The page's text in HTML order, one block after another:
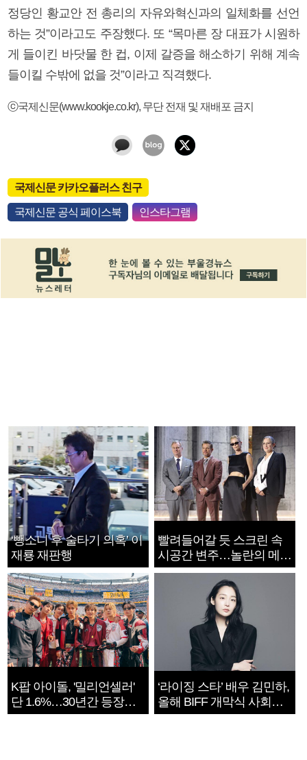
정당인 황교안 전 총리의 자유와혁신과의 일체화를 선언
하는 것”이라고도 주장했다. 또 “목마른 장 대표가 시원하
게 들이킨 바닷물 한 컵, 이제 갈증을 해소하기 위해 계속
들이킬 수밖에 없을 것”이라고 직격했다.
ⓒ국제신문(www.kookje.co.kr), 무단 전재 및 재배포 금지
국제신문 카카오플러스 친구
국제신문 공식 페이스북 인스타그램
‘뺑소니 후 술타기 의혹’ 이
재룡 재판행
빨려들어갈 듯 스크린 속
시공간 변주…놀란의 메시
지는 ‘전쟁 속죄’
K팝 아이돌, '밀리언셀러'
단 1.6%…30년간 등장
1182개팀 전수조사
‘라이징 스타’ 배우 김민하,
올해 BIFF 개막식 사회자
확정